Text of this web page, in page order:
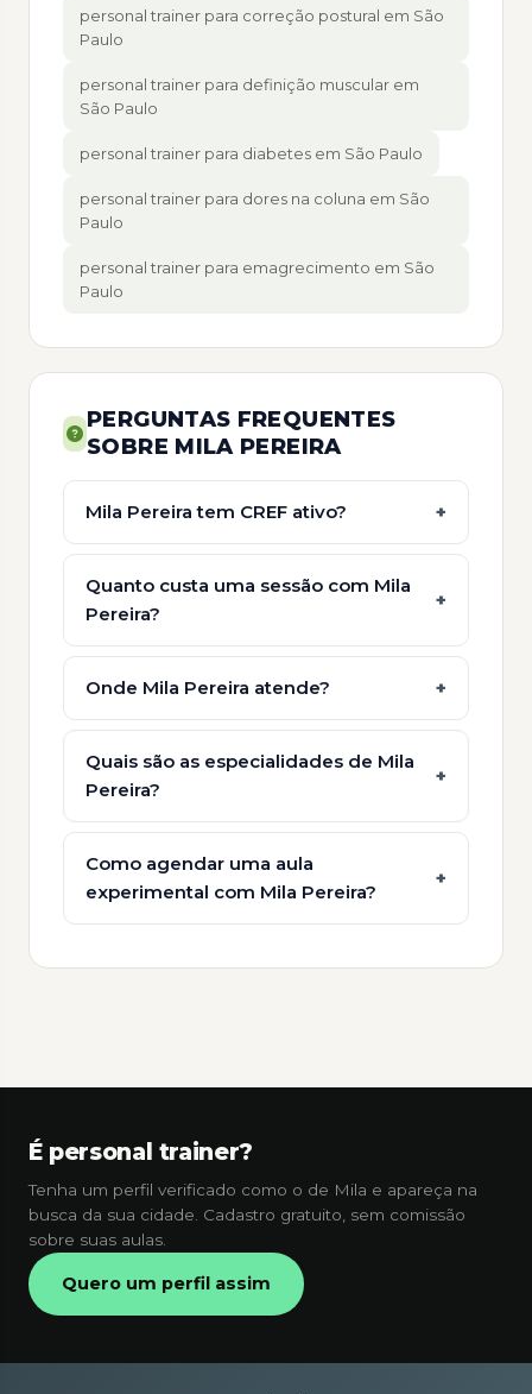
personal trainer para correção postural em São
Paulo
personal trainer para definição muscular em
São Paulo
personal trainer para diabetes em São Paulo
personal trainer para dores na coluna em São
Paulo
personal trainer para emagrecimento em São
Paulo
PERGUNTAS FREQUENTES
SOBRE MILA PEREIRA
Mila Pereira tem CREF ativo?
Quanto custa uma sessão com Mila
Pereira?
Onde Mila Pereira atende?
Quais são as especialidades de Mila
Pereira?
Como agendar uma aula
experimental com Mila Pereira?
É personal trainer?
Tenha um perfil verificado como o de Mila e apareça na
busca da sua cidade. Cadastro gratuito, sem comissão
sobre suas aulas.
Quero um perfil assim